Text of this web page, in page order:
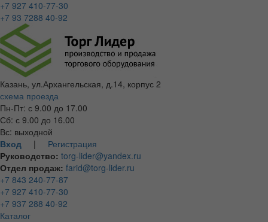
+7 927 410-77-30
+7 93 7288 40-92
Казань, ул.Архангельская, д.14, корпус 2
схема проезда
Пн-Пт: с 9.00 до 17.00
Сб: с 9.00 до 16.00
Вс: выходной
Вход | Регистрация
Руководство: torg-lider@yandex.ru
Отдел продаж: farid@torg-lider.ru
+7 843 240-77-87
+7 927 410-77-30
+7 937 288 40-92
Каталог